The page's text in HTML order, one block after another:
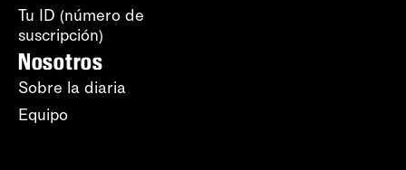
Tu ID (número de
suscripción)
Nosotros
Sobre la diaria
Equipo